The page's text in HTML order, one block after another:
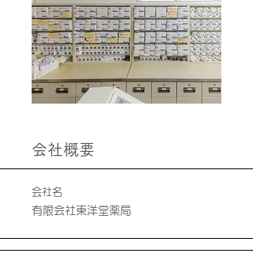
​会社概要
会社名
有限会社東洋堂薬局